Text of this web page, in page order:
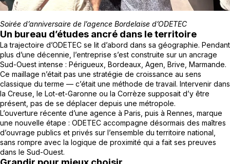
Soirée d’anniversaire de l’agence Bordelaise d’ODETEC
Un bureau d’études ancré dans le territoire
La trajectoire d’ODETEC se lit d’abord dans sa géographie. Pendant
plus d’une décennie, l’entreprise s’est construite sur un ancrage
Sud-Ouest intense : Périgueux, Bordeaux, Agen, Brive, Marmande.
Ce maillage n’était pas une stratégie de croissance au sens
classique du terme — c’était une méthode de travail. Intervenir dans
la Creuse, le Lot-et-Garonne ou la Corrèze supposait d’y être
présent, pas de se déplacer depuis une métropole.
L’ouverture récente d’une agence à Paris, puis à Rennes, marque
une nouvelle étape : ODETEC accompagne désormais des maîtres
d’ouvrage publics et privés sur l’ensemble du territoire national,
sans rompre avec la logique de proximité qui a fait ses preuves
dans le Sud-Ouest.